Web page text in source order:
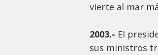
vierte al mar
2003.- El
sus ministros